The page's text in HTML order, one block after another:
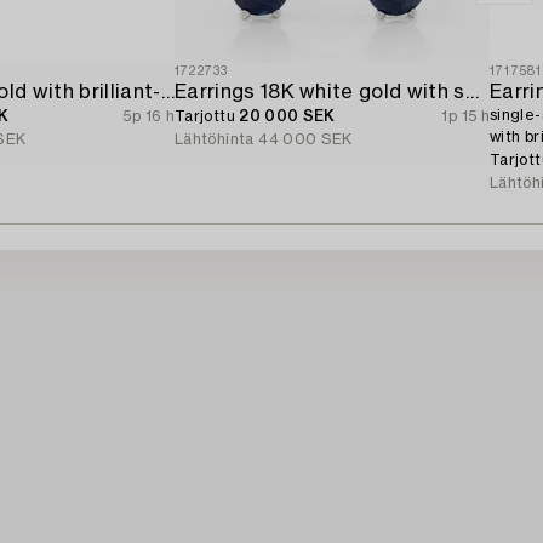
Earrings 14K gold with brilliant-cut diamonds.
5p 16 h
1722733
Earrings 18K white gold with sapphires and brilliant-cut diamonds.
Tarjottu 20 000 SEK
1p 15 h
Lähtöhinta 44 000 SEK
1717581
single-
with